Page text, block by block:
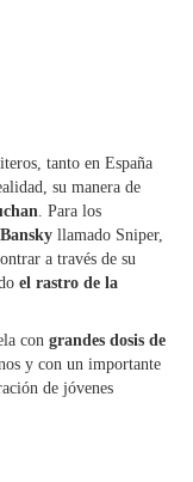
tanto en España
su manera de
. Para los
Bansky llamado Sniper,
a través de su
el rastro de la
con grandes dosis de
y con un importante
de jóvenes